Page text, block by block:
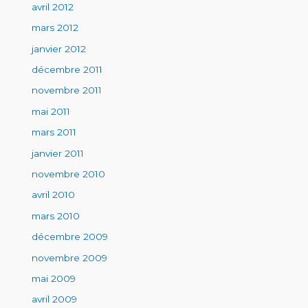
avril 2012
mars 2012
janvier 2012
décembre 2011
novembre 2011
mai 2011
mars 2011
janvier 2011
novembre 2010
avril 2010
mars 2010
décembre 2009
novembre 2009
mai 2009
avril 2009